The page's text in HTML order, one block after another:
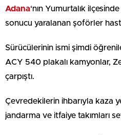
Adana‘nın Yumurtalık
sonucu yaralanan şoförler
Sürücülerinin ismi şimdi
ACY 540 plakalı kamyonlar,
çarpıştı.
Çevredekilerin ihbarıyla kaza
jandarma ve itfaiye takımları